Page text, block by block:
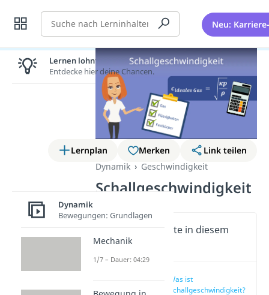
Suche Neu:
Lernplan Merken
Link teilen
Dynamik
Geschwindigkeit
Schallgeschwindigkeit
Wichtige Inhalte in diesem
Video
Was ist
Schallgeschwindigkeit?
Lernen lohnt sich!
Entdecke hier deine Chancen.
Dynamik
Bewegungen: Grundlagen
Mechanik
1/7 – Dauer: 04:29